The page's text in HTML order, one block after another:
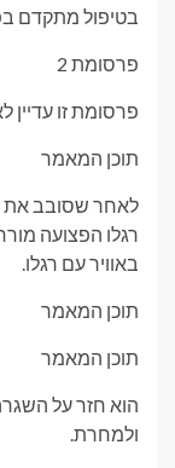
בטיפול מתקדם
פרסומת 2
פרסומת זו
תוכן המאמר
לאחר שסובב את
רגלו הפצועה
באוויר עם רגלו.
תוכן המאמר
תוכן המאמר
הוא חזר על
ולמחרת.